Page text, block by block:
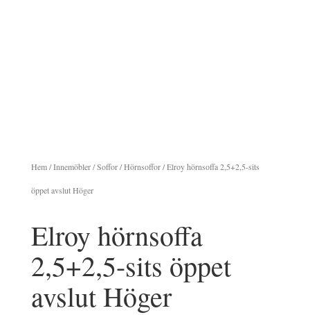
Hem/Innemöbler/Soffor/Hörnsoffor/ Elroy hörnsoffa 2,5+2,5-sits
öppet avslut Höger
Elroy hörnsoffa
2,5+2,5-sits öppet
avslut Höger